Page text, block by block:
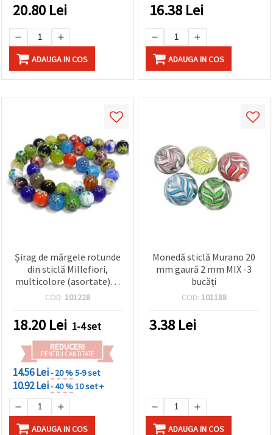
20.80 Lei
ADAUGA IN COS
16.38 Lei
ADAUGA IN COS
Șirag de mărgele rotunde
din sticlă Millefiori,
multicolore (asortate), 8
mm, gaură 1 mm – ideal
handmade, accesorii și
proiecte DIY – ~48 buc.
COD: 101228
18.20 Lei 1-4 set
REDUCERI
PENTRU CANTITATE
14.56 Lei- 20 %5-9 set
10.92 Lei- 40 %10 set +
ADAUGA IN COS
Monedă sticlă Murano 20
mm gaură 2 mm MIX -3
bucăți
COD: 101188
3.38 Lei
ADAUGA IN COS